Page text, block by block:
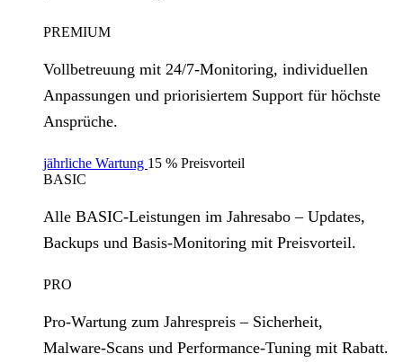
PREMIUM
Vollbetreuung mit 24/7‑Monitoring, individuellen
Anpassungen und priorisiertem Support für höchste
Ansprüche.
jährliche Wartung 15 % Preisvorteil
BASIC
Alle BASIC‑Leistungen im Jahresabo – Updates,
Backups und Basis‑Monitoring mit Preisvorteil.
PRO
Pro‑Wartung zum Jahrespreis – Sicherheit,
Malware‑Scans und Performance‑Tuning mit Rabatt.